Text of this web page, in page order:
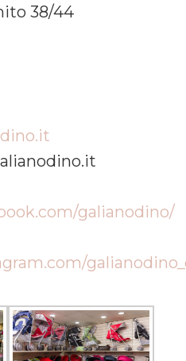
38/44
galianodino/